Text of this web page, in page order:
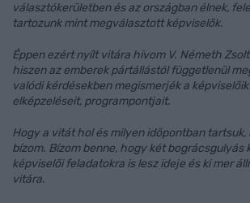
választókerületben és az országban élnek,
tartozunk mint megválasztott képviselők.
Éppen ezért nyílt vitára hívom V. Németh
hiszen az emberek pártállástól függetlenül
valódi kérdésekben megismerjék a
elképzeléseit, programpontjait.
Hogy a vitát hol és milyen időpontban
bízom. Bízom benne, hogy két bográcsgulyás
képviselői feladatokra is lesz ideje és ki mer
vitára.